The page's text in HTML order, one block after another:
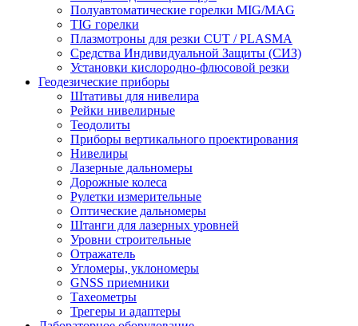
Полуавтоматические горелки MIG/MAG
TIG горелки
Плазмотроны для резки CUT / PLASMA
Средства Индивидуальной Защиты (СИЗ)
Установки кислородно-флюсовой резки
Геодезические приборы
Штативы для нивелира
Рейки нивелирные
Теодолиты
Приборы вертикального проектирования
Нивелиры
Лазерные дальномеры
Дорожные колеса
Рулетки измерительные
Оптические дальномеры
Штанги для лазерных уровней
Уровни строительные
Отражатель
Угломеры, уклономеры
GNSS приемники
Тахеометры
Трегеры и адаптеры